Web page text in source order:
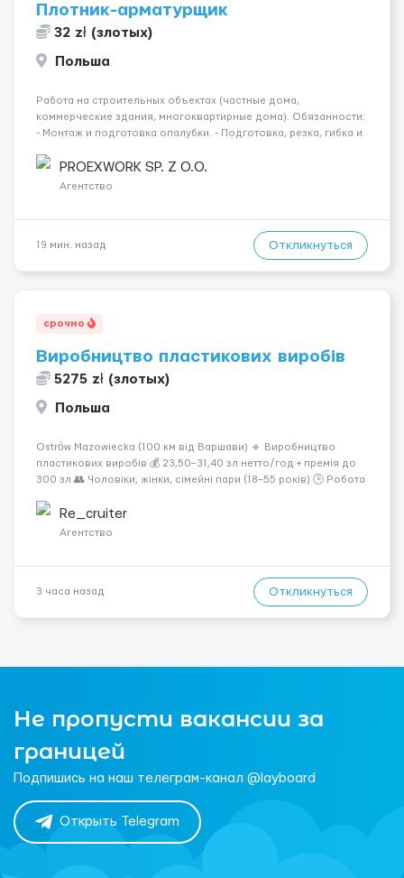
Плотник-арматурщик
32 zł (злотых)
Польша
Работа на строительных объектах (частные дома,
коммерческие здания, многоквартирные дома). Обязанности:
- Монтаж и подготовка опалубки. - Подготовка, резка, гибка и
Связка арматурных стержней. - Заливка бетона. - Демонтаж
опалубки после за...
PROEXWORK SP. Z O.O.
Агентство
19 мин. назад Откликнуться
срочно
Виробництво пластикових виробів
5275 zł (злотых)
Польша
Ostrów Mazowiecka (100 км від Варшави) 🔹 Виробництво
пластикових виробів 💰 23,50–31,40 зл нетто/год + премія до
300 зл 👥 Чоловіки, жінки, сімейні пари (18–55 років) 🕒 Робота
житло — 400 зл. 📦 Обов...
Re_cruiter
Агентство
3 часа назад Откликнуться
Не пропусти вакансии за
границей
Подпишись на наш телеграм-канал @layboard
Открыть Telegram